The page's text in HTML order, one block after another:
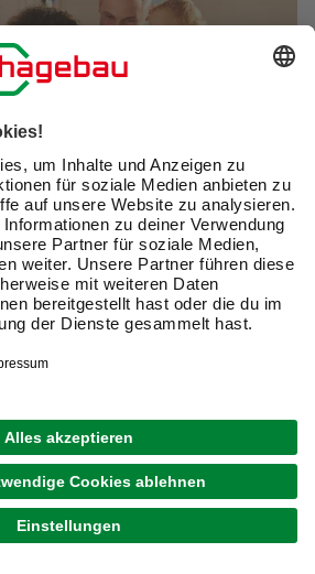
Heimwerker-Tipps
und innovative Lösungen